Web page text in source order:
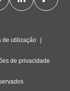
de utilização
de privacidade